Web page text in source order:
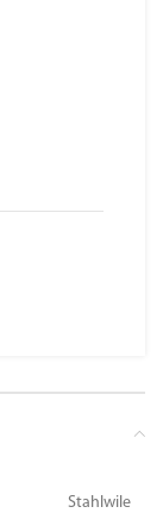
Stahlwile